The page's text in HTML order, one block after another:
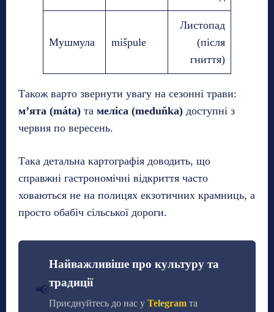
Мушмула mišpule
Листопад
(після
гниття)
Також варто звернути увагу на сезонні трави:
м’ята (máta) та меліса (meduňka) доступні з
червня по вересень.
Така детальна картографія доводить, що
справжні гастрономічні відкриття часто
ховаються не на полицях екзотичних крамниць, а
просто обабіч сільської дороги.
📢
Найважливіше про культуру та
традиції
Приєднуйтесь до нас у Telegram та